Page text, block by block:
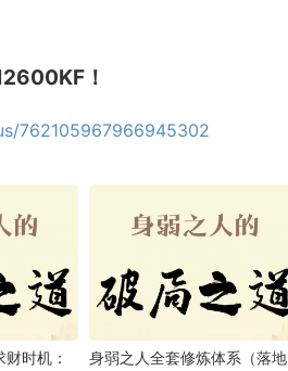
！
762105967966945302
时机：
身弱之人全套修炼体系（落地